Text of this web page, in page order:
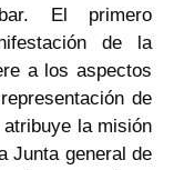
El primero
de la
a los aspectos
de
la misión
Junta general de